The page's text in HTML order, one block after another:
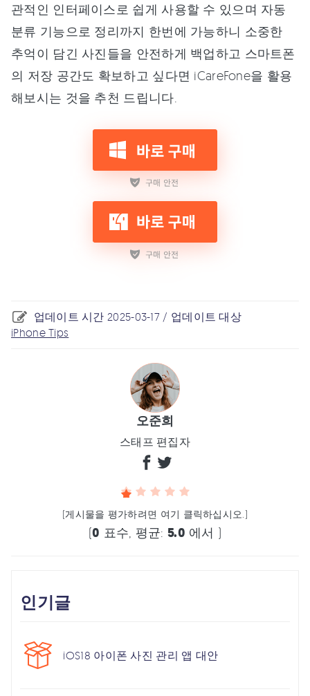
관적인 인터페이스로 쉽게 사용할 수 있으며 자동
분류 기능으로 정리까지 한번에 가능하니 소중한
추억이 담긴 사진들을 안전하게 백업하고 스마트폰
의 저장 공간도 확보하고 싶다면 iCareFone을 활용
해보시는 것을 추천 드립니다.
업데이트 시간 2025-03-17 / 업데이트 대상
iPhone Tips
오준희
스태프 편집자
(게시물을 평가하려면 여기 클릭하십시오.)
(0 표수, 평균: 5.0 에서 )
인기글
iOS18 아이폰 사진 관리 앱 대안